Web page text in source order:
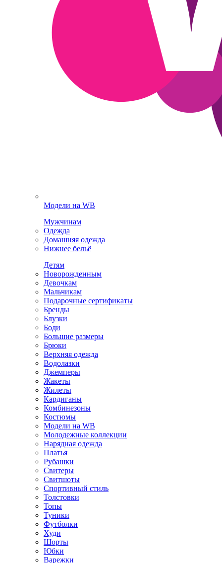
Модели на WB
Мужчинам
Одежда
Домашняя одежда
Нижнее бельё
Детям
Новорожденным
Девочкам
Мальчикам
Подарочные сертификаты
Бренды
Блузки
Боди
Большие размеры
Брюки
Верхняя одежда
Водолазки
Джемперы
Жакеты
Жилеты
Кардиганы
Комбинезоны
Костюмы
Модели на WB
Молодежные коллекции
Нарядная одежда
Платья
Рубашки
Свитеры
Свитшоты
Спортивный стиль
Толстовки
Топы
Туники
Футболки
Худи
Шорты
Юбки
Варежки